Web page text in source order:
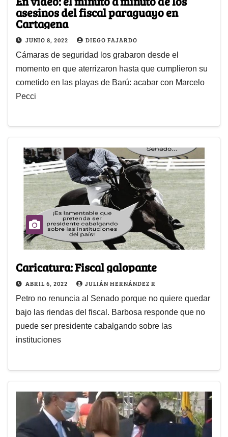
asesinos del fiscal paraguayo en
Cartagena
JUNIO 8, 2022 DIEGO FAJARDO
Cámaras de seguridad los grabaron desde el
momento en que aterrizaron hasta que cumplieron su
cometido en las playas de Barú: acabar con Marcelo
Pecci
Caricatura: Fiscal galopante
ABRIL 6, 2022 JULIÁN HERNÁNDEZ R
Petro no renuncia al Senado porque no quiere quedar
bajo las riendas del fiscal. Barbosa responde que no
puede ser presidente cabalgando sobre las
instituciones